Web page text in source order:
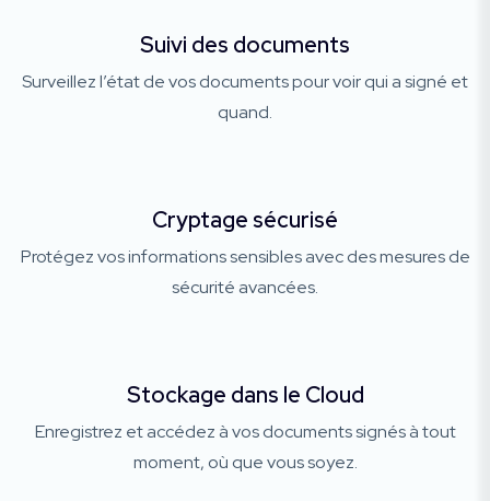
Suivi des documents
Surveillez l’état de vos documents pour voir qui a signé et
quand.
Cryptage sécurisé
Protégez vos informations sensibles avec des mesures de
sécurité avancées.
Stockage dans le Cloud
Enregistrez et accédez à vos documents signés à tout
moment, où que vous soyez.